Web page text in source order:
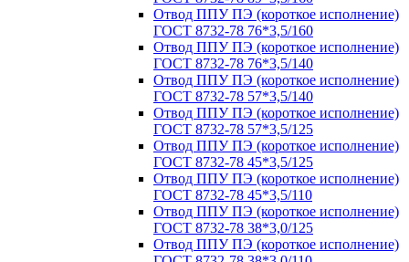
Отвод ППУ ПЭ (короткое исполнение)
ГОСТ 8732-78 76*3,5/160
Отвод ППУ ПЭ (короткое исполнение)
ГОСТ 8732-78 76*3,5/140
Отвод ППУ ПЭ (короткое исполнение)
ГОСТ 8732-78 57*3,5/140
Отвод ППУ ПЭ (короткое исполнение)
ГОСТ 8732-78 57*3,5/125
Отвод ППУ ПЭ (короткое исполнение)
ГОСТ 8732-78 45*3,5/125
Отвод ППУ ПЭ (короткое исполнение)
ГОСТ 8732-78 45*3,5/110
Отвод ППУ ПЭ (короткое исполнение)
ГОСТ 8732-78 38*3,0/125
Отвод ППУ ПЭ (короткое исполнение)